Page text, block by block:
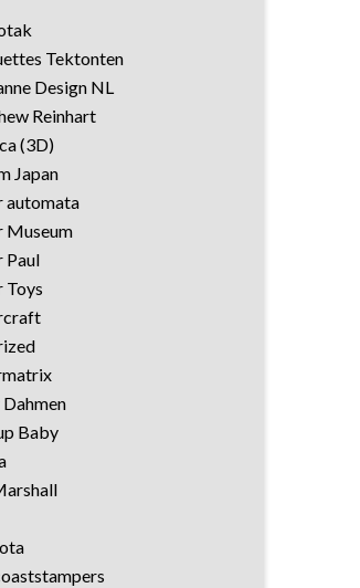
Tektonten
Design NL
Reinhart
(3D)
Japan
automata
Museum
Paul
Toys
Baby